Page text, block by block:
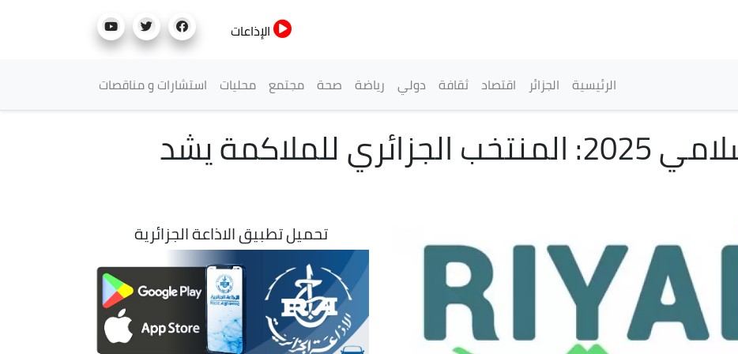
الإذاعات
القائمة الرئيسية
الرئيسية الجزائر اقتصاد ثقافة دولي رياضة صحة مجتمع محليات استشارات و مناقصات
ألعاب التضامن الإسلامي 2025: المنتخب الجزائري للملاكمة يشد
تحميل تطبيق الاذاعة الجزائرية